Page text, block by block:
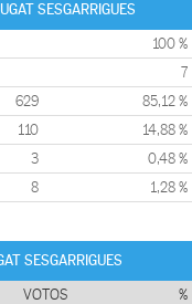
SESGARRIGUES
100 %
7
629 85,12 %
110 14,88 %
3 0,48 %
8 1,28 %
SESGARRIGUES
VOTOS %